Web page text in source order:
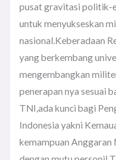
pusat gravitasi politik-
untuk menyukseskan
nasional.Keberadaan
yang berkembang
mengembangkan
penerapan nya sesuai
TNI,ada kunci bagi
Indonesia yakni
kemampuan Anggaran